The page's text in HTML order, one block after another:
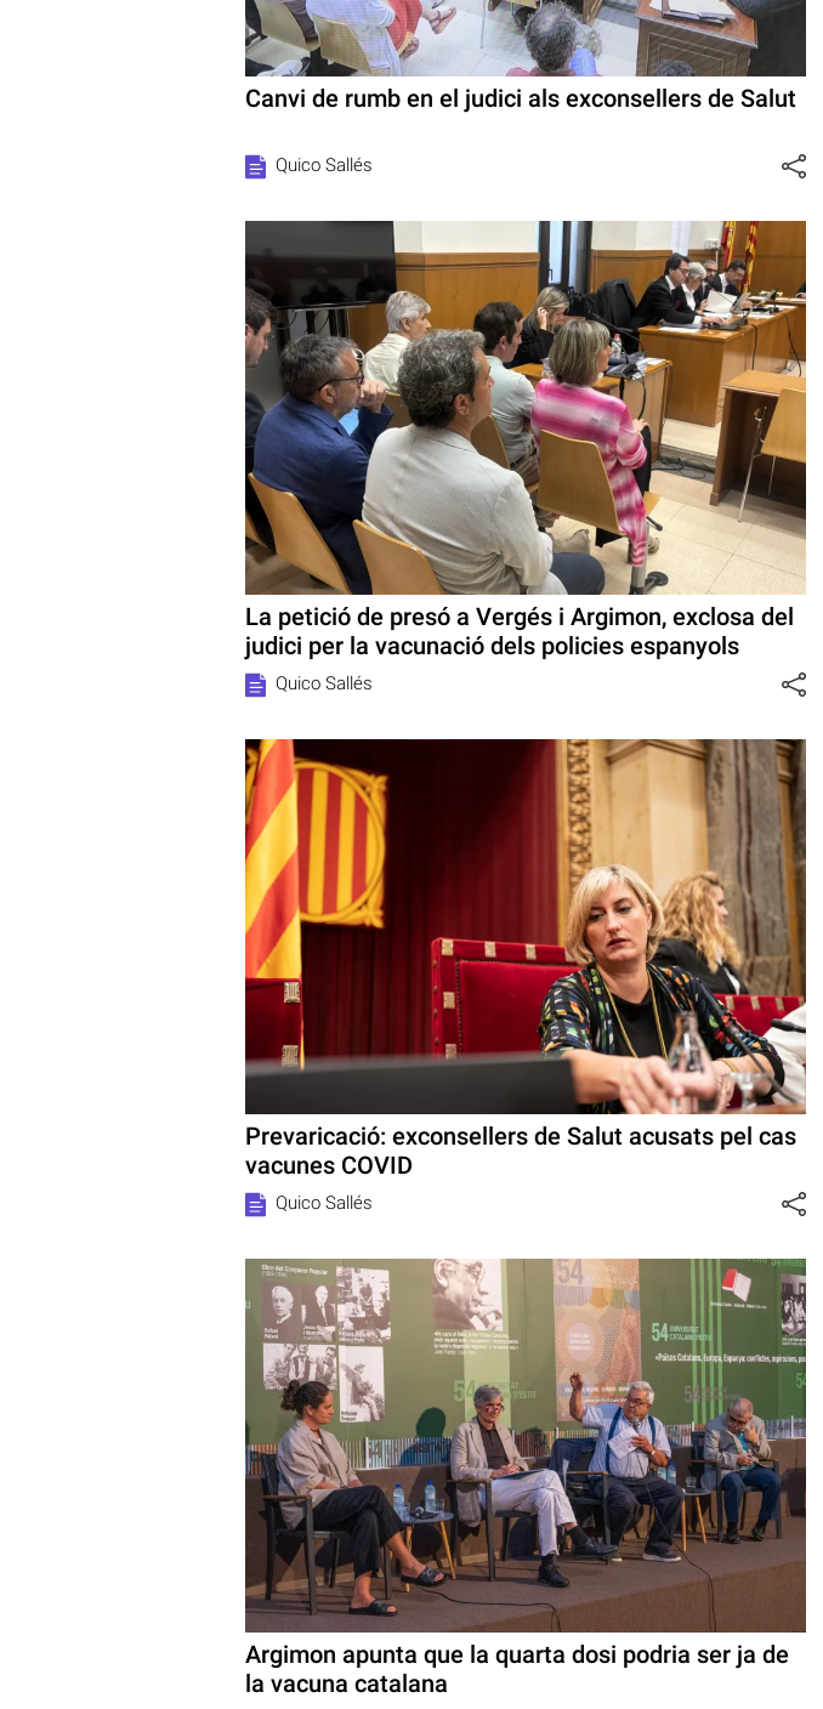
Canvi de rumb en el judici als exconsellers de Salut
Quico Sallés
La petició de presó a Vergés i Argimon, exclosa del
judici per la vacunació dels policies espanyols
Quico Sallés
Prevaricació: exconsellers de Salut acusats pel cas
vacunes COVID
Quico Sallés
Argimon apunta que la quarta dosi podria ser ja de
la vacuna catalana